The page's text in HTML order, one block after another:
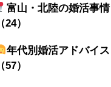
富山・北陸の婚活事情
（24）
年代別婚活アドバイス
（57）